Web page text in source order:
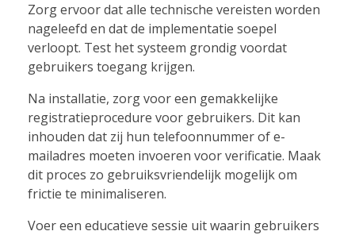
Zorg ervoor dat alle technische vereisten worden
nageleefd en dat de implementatie soepel
verloopt. Test het systeem grondig voordat
gebruikers toegang krijgen.
Na installatie, zorg voor een gemakkelijke
registratieprocedure voor gebruikers. Dit kan
inhouden dat zij hun telefoonnummer of e-
mailadres moeten invoeren voor verificatie. Maak
dit proces zo gebruiksvriendelijk mogelijk om
frictie te minimaliseren.
Voer een educatieve sessie uit waarin gebruikers